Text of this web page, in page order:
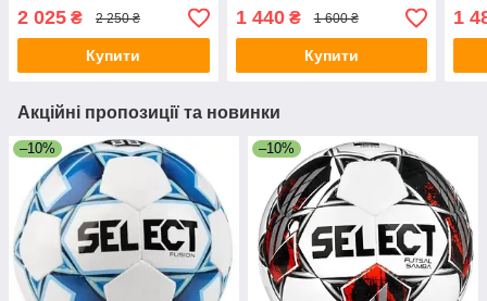
2 025 ₴ 2 250 ₴
Купити
1 440₴ 1 600 ₴
Купити
1
Акційні пропозиції та новинки
–10% –10%